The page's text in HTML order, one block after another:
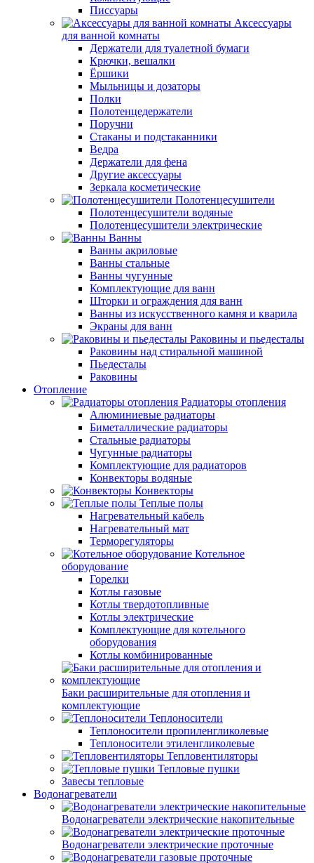
Писсуары
Аксессуары
для ванной комнаты
Держатели для туалетной бумаги
Крючки, вешалки
Ёршики
Мыльницы и дозаторы
Полки
Полотенцедержатели
Поручни
Стаканы и подстаканники
Ведра
Держатели для фена
Другие аксессуары
Зеркала косметические
Полотенцесушители
Полотенцесушители водяные
Полотенцесушители электрические
Ванны
Ванны акриловые
Ванны стальные
Ванны чугунные
Комплектующие для ванн
Шторки и ограждения для ванн
Ванны из искусственного камня и кварила
Экраны для ванн
Раковины и пьедесталы
Раковины над стиральной машиной
Пьедесталы
Раковины
Отопление
Радиаторы отопления
Алюминиевые радиаторы
Биметаллические радиаторы
Стальные радиаторы
Чугунные радиаторы
Комплектующие для радиаторов
Конвекторы водяные
Конвекторы
Теплые полы
Нагревательный кабель
Нагревательный мат
Терморегуляторы
Котельное
оборудование
Горелки
Котлы газовые
Котлы твердотопливные
Котлы электрические
Комплектующие для котельного
оборудования
Котлы комбинированные
Баки расширительные для отопления и
комплектующие
Теплоносители
Теплоносители пропиленгликолевые
Теплоносители этиленгликолевые
Тепловентиляторы
Тепловые пушки
Завесы тепловые
Водонагреватели
Водонагреватели электрические накопительные
Водонагреватели электрические проточные